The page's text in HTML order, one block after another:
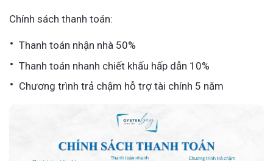
Chính sách thanh toán:
Thanh toán nhận nhà 50%
Thanh toán nhanh chiết khấu hấp dẫn 10%
Chương trình trả chậm hỗ trợ tài chính 5 năm